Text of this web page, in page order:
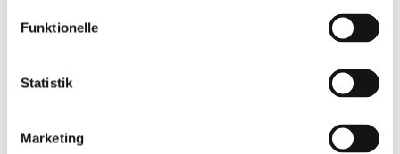
Funktionelle
Statistik
Marketing